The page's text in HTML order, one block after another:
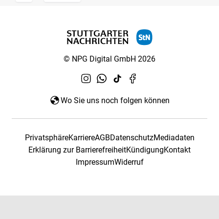
© NPG Digital GmbH 2026
Wo Sie uns noch folgen können
PrivatsphäreKarriereAGBDatenschutzMediadaten
Erklärung zur BarrierefreiheitKündigungKontakt
ImpressumWiderruf